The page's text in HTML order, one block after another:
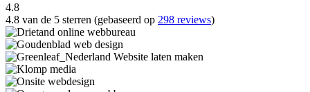
4.8
4.8 van de 5 sterren (gebaseerd op 298 reviews)